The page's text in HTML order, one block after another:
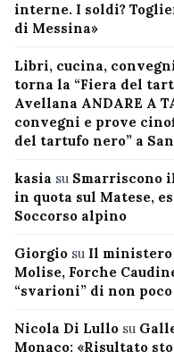
interne. I soldi?
di Messina»
Libri, cucina,
torna la “Fiera del
Avellana ANDARE A
convegni e prove
del tartufo nero” a
kasia su Smarriscono
in quota sul Matese,
Soccorso alpino
Giorgio su Il
Molise, Forche
“svarioni” di non
Nicola Di Lullo su
Monaco: «Risultato